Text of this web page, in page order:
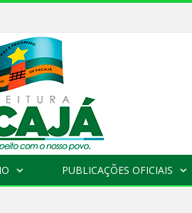
PUBLICAÇÕES OFICIAIS